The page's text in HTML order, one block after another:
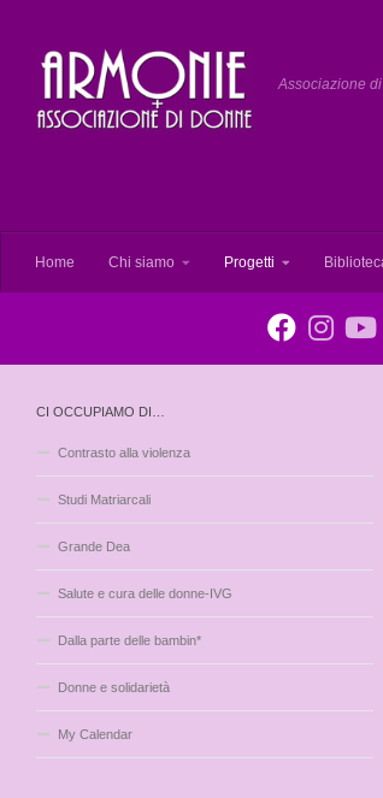
Associazione
Home Chi siamo Progetti
CI OCCUPIAMO DI…
Contrasto alla violenza
Studi Matriarcali
Grande Dea
Salute e cura delle donne-IVG
Dalla parte delle bambin*
Donne e solidarietà
My Calendar